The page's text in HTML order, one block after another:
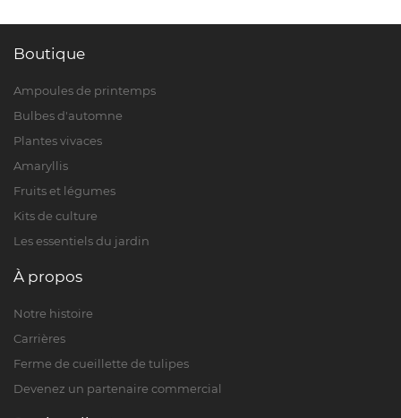
Boutique
Ampoules de printemps
Bulbes d'automne
Plantes vivaces
Amaryllis
Fruits et légumes
Kits de culture
Les essentiels du jardin
À propos
Notre histoire
Carrières
Ferme de cueillette de tulipes
Devenez un partenaire commercial